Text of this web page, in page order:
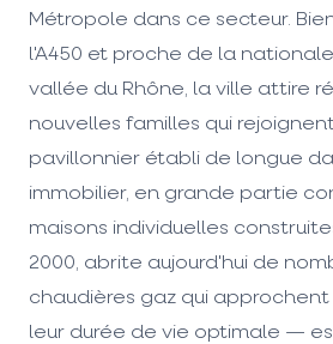
Métropole dans ce secteur.
l'A450 et proche de la
vallée du Rhône, la ville attire
nouvelles familles qui
pavillonnier établi de longue
immobilier, en grande partie
maisons individuelles
2000, abrite aujourd'hui de
chaudières gaz qui
leur durée de vie optimale —